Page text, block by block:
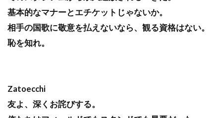
基本的なマナーとエチケットじゃないか。
相手の国歌に敬意を払えないなら、観る資格はない。
恥を知れ。
Zatoecchi
友よ、深くお詫びする。